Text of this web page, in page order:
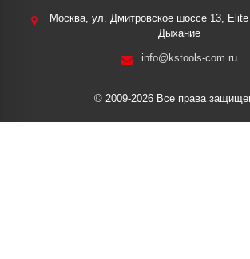
Москва, ул. Дмитровское шоссе 13,
Дыхание
info@kstools-com.ru
© 2009-2026 Все права